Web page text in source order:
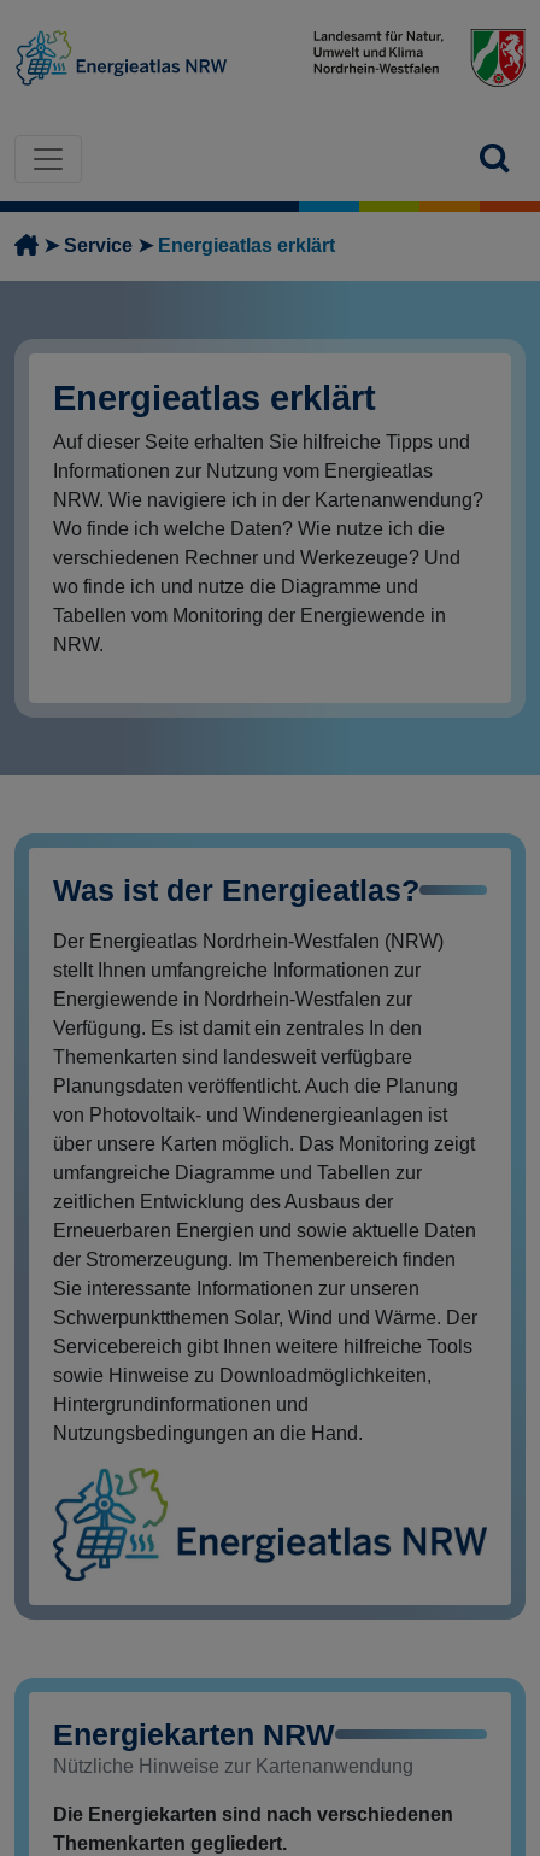
Pfadnavigation
Service Energieatlas erklärt
Energieatlas erklärt
Auf dieser Seite erhalten Sie hilfreiche Tipps und
Informationen zur Nutzung vom Energieatlas
NRW. Wie navigiere ich in der Kartenanwendung?
Wo finde ich welche Daten? Wie nutze ich die
verschiedenen Rechner und Werkezeuge? Und
wo finde ich und nutze die Diagramme und
Tabellen vom Monitoring der Energiewende in
NRW.
Was ist der Energieatlas?
Der Energieatlas Nordrhein-Westfalen (NRW)
stellt Ihnen umfangreiche Informationen zur
Energiewende in Nordrhein-Westfalen zur
Verfügung. Es ist damit ein zentrales In den
Themenkarten sind landesweit verfügbare
Planungsdaten veröffentlicht. Auch die Planung
von Photovoltaik- und Windenergieanlagen ist
über unsere Karten möglich. Das Monitoring zeigt
umfangreiche Diagramme und Tabellen zur
zeitlichen Entwicklung des Ausbaus der
Erneuerbaren Energien und sowie aktuelle Daten
der Stromerzeugung. Im Themenbereich finden
Sie interessante Informationen zur unseren
Schwerpunktthemen Solar, Wind und Wärme. Der
Servicebereich gibt Ihnen weitere hilfreiche Tools
sowie Hinweise zu Downloadmöglichkeiten,
Hintergrundinformationen und
Nutzungsbedingungen an die Hand.
Energiekarten NRW
Nützliche Hinweise zur Kartenanwendung
Die Energiekarten sind nach verschiedenen
Themenkarten gegliedert.